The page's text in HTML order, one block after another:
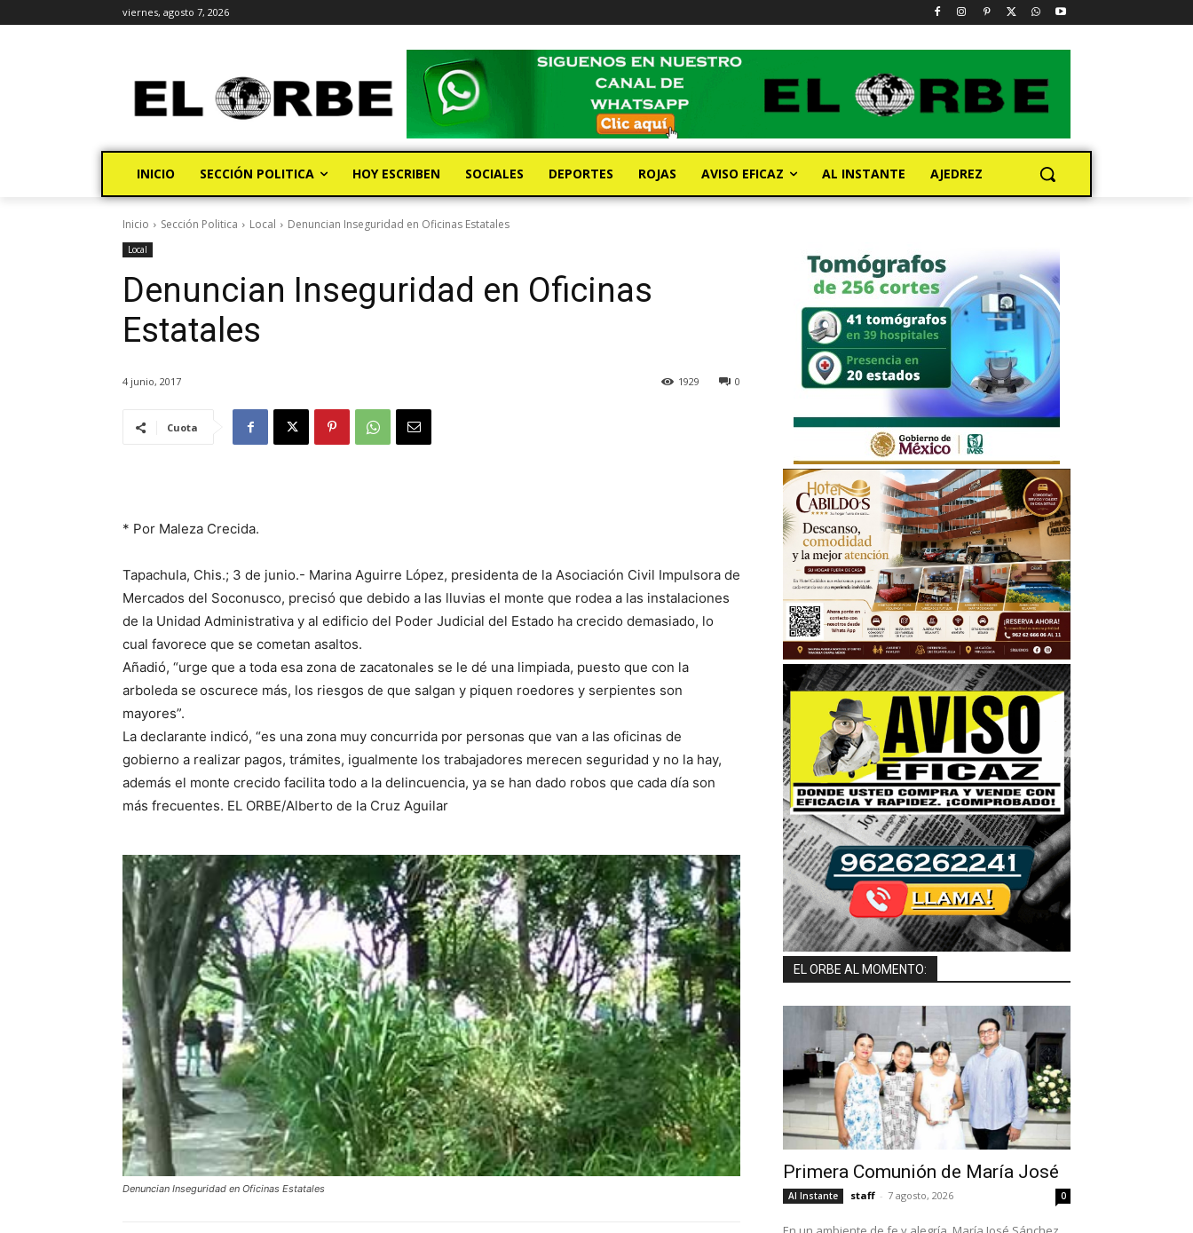
viernes, agosto 7, 2026
INICIO SECCIÓN POLITICA HOY ESCRIBEN SOCIALES DEPORTES ROJAS AVISO EFICAZ AL INSTANTE AJEDREZ
Inicio Sección Politica Local Denuncian Inseguridad en Oficinas Estatales
Local
Denuncian Inseguridad en Oficinas
Estatales
4 junio, 2017 0
1929
Cuota
* Por Maleza Crecida.
Tapachula, Chis.; 3 de junio.- Marina Aguirre López, presidenta de la Asociación Civil Impulsora de
Mercados del Soconusco, precisó que debido a las lluvias el monte que rodea a las instalaciones
de la Unidad Administrativa y al edificio del Poder Judicial del Estado ha crecido demasiado, lo
cual favorece que se cometan asaltos.
Añadió, “urge que a toda esa zona de zacatonales se le dé una limpiada, puesto que con la
arboleda se oscurece más, los riesgos de que salgan y piquen roedores y serpientes son
mayores”.
La declarante indicó, “es una zona muy concurrida por personas que van a las oficinas de
gobierno a realizar pagos, trámites, igualmente los trabajadores merecen seguridad y no la hay,
además el monte crecido facilita todo a la delincuencia, ya se han dado robos que cada día son
más frecuentes. EL ORBE/Alberto de la Cruz Aguilar
Denuncian Inseguridad en Oficinas Estatales
EL ORBE AL MOMENTO:
Primera Comunión de María José
Al Instante staff - 7 agosto, 2026 0